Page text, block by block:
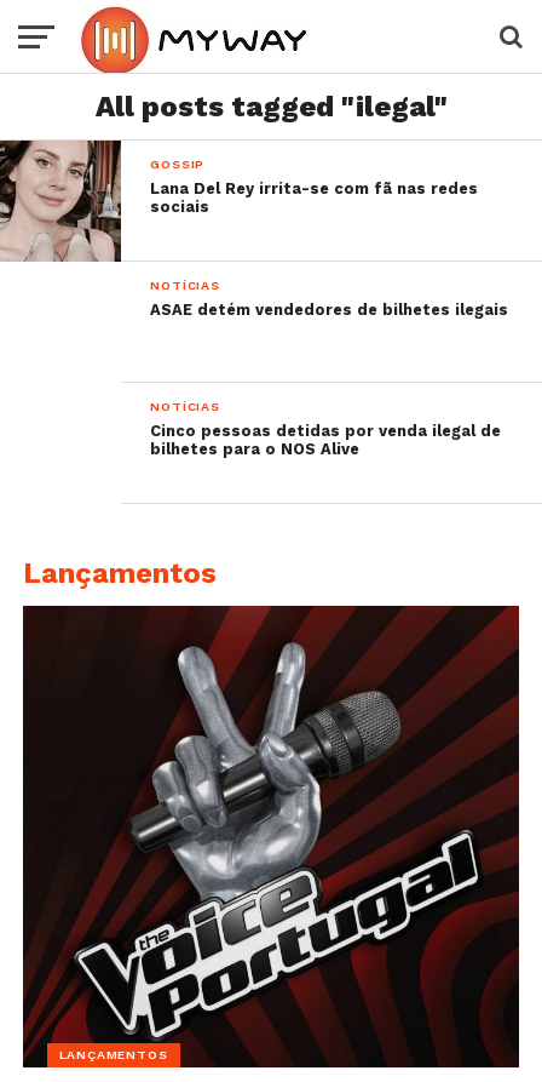
All posts tagged "ilegal"
GOSSIP
Lana Del Rey irrita-se com fã nas redes
sociais
NOTÍCIAS
ASAE detém vendedores de bilhetes ilegais
NOTÍCIAS
Cinco pessoas detidas por venda ilegal de
bilhetes para o NOS Alive
Lançamentos
LANÇAMENTOS